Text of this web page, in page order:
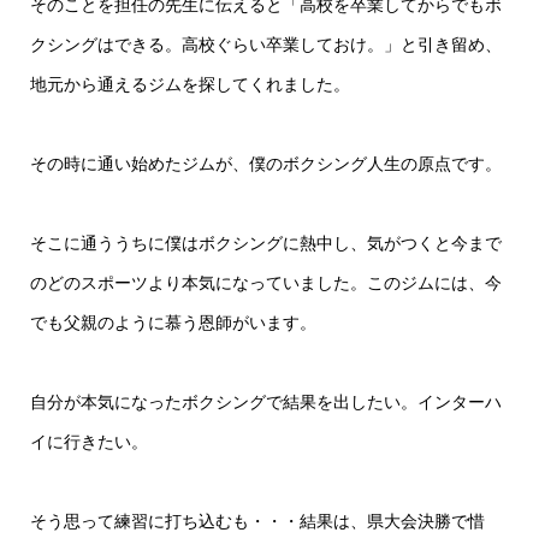
そのことを担任の先生に伝えると「高校を卒業してからでもボ
クシングはできる。高校ぐらい卒業しておけ。」と引き留め、
地元から通えるジムを探してくれました。
その時に通い始めたジムが、僕のボクシング人生の原点です。
そこに通ううちに僕はボクシングに熱中し、気がつくと今まで
のどのスポーツより本気になっていました。このジムには、今
でも父親のように慕う恩師がいます。
自分が本気になったボクシングで結果を出したい。インターハ
イに行きたい。
そう思って練習に打ち込むも・・・結果は、県大会決勝で惜